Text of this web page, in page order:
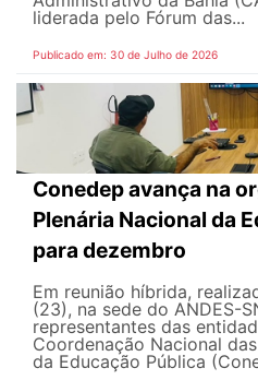
liderada pelo Fórum das...
Publicado em: 30 de Julho de 2026
Conedep avança na
Plenária Nacional da
para dezembro
Em reunião híbrida,
(23), na sede do ANDES-
representantes das
Coordenação Nacional
da Educação Pública